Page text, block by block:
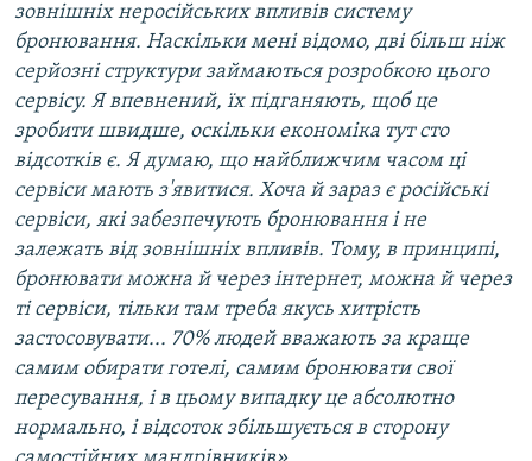
зовнішніх неросійських впливів систему
бронювання. Наскільки мені відомо, дві більш ніж
серйозні структури займаються розробкою цього
сервісу. Я впевнений, їх підганяють, щоб це
зробити швидше, оскільки економіка тут сто
відсотків є. Я думаю, що найближчим часом ці
сервіси мають з'явитися. Хоча й зараз є російські
сервіси, які забезпечують бронювання і не
залежать від зовнішніх впливів. Тому, в принципі,
бронювати можна й через інтернет, можна й через
ті сервіси, тільки там треба якусь хитрість
застосовувати... 70% людей вважають за краще
самим обирати готелі, самим бронювати свої
пересування, і в цьому випадку це абсолютно
нормально, і відсоток збільшується в сторону